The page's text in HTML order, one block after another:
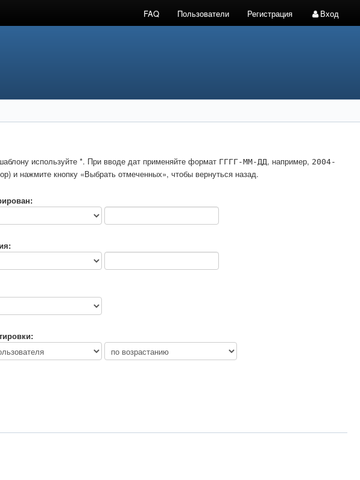
FAQ Пользователи Регистрация Вход
используйте *. При вводе дат применяйте формат ГГГГ-ММ-ДД, например, 2004-
и нажмите кнопку «Выбрать отмеченных», чтобы вернуться назад.